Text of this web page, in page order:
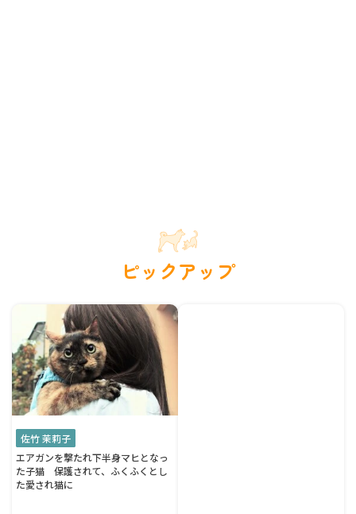
ピックアップ
佐竹 茉莉子
エアガンを撃たれ下半身マヒとなっ
た子猫 保護されて、ふくふくとし
た愛され猫に